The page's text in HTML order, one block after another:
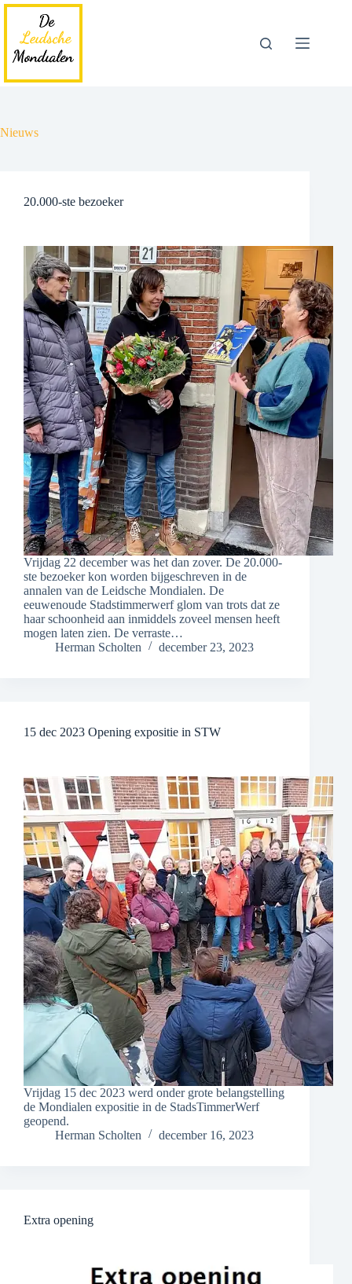
Ga
inhoud
Nieuws
20.000-ste bezoeker
Vrijdag 22 december was het dan zover. De 20.000-
ste bezoeker kon worden bijgeschreven in de
annalen van de Leidsche Mondialen. De
eeuwenoude Stadstimmerwerf glom van trots dat ze
haar schoonheid aan inmiddels zoveel mensen heeft
mogen laten zien. De verraste…
Herman Scholten
december 23, 2023
15 dec 2023 Opening expositie in STW
Vrijdag 15 dec 2023 werd onder grote belangstelling
de Mondialen expositie in de StadsTimmerWerf
geopend.
Herman Scholten
december 16, 2023
Extra opening